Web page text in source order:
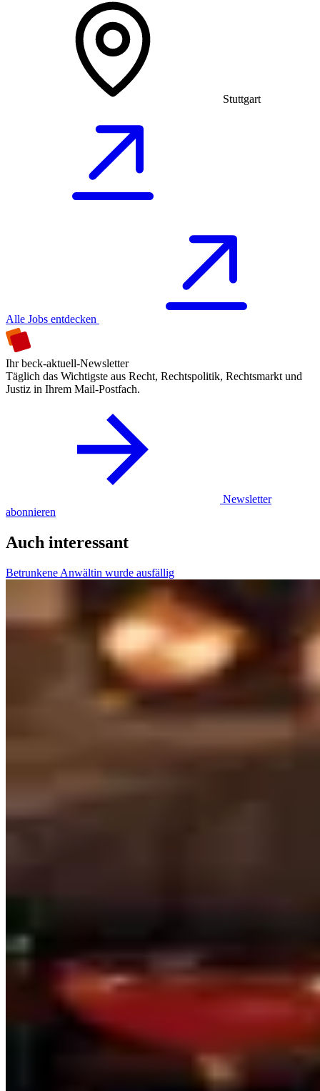
Stuttgart
Alle Jobs entdecken
Ihr beck-aktuell-Newsletter
Täglich das Wichtigste aus Recht, Rechtspolitik, Rechtsmarkt und
Justiz in Ihrem Mail-Postfach.
Newsletter
abonnieren
Auch interessant
Betrunkene Anwältin wurde ausfällig